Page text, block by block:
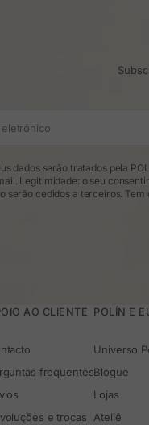
dados serão tratados pela
Legitimidade: o seu
serão cedidos a terceiros.
AO CLIENTE
frequentes
e trocas
POLÍN E
Universo
Blogue
Lojas
Ateliê